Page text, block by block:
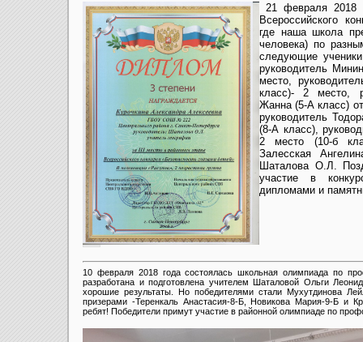
21 февраля 2018
Всероссийского
где наша школа
человека) по
следующие
руководитель
место,
класс)- 2 место,
Жанна (5-А класс)
руководитель
(8-А класс),
2 место (10-б
Залесская
Шаталова О.Л.
участие в
дипломами и
10 февраля 2018 года состоялась школьная олимпиада по
разработана и подготовлена учителем Шаталовой Ольги
хорошие результаты. Но победителями стали Мухутдинова
призерами -Теренкаль Анастасия-8-Б, Новикова Мария-9-Б и
ребят! Победители примут участие в районной олимпиаде по